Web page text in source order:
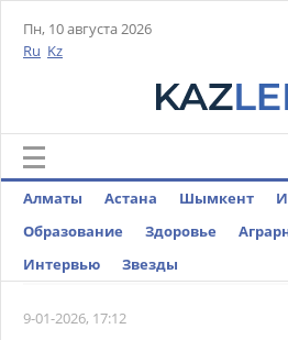
Пн, 10 августа 2026
Ru Kz
Алматы Астана Шымкент
Образование
Здоровье
Интервью
Звезды
9-01-2026, 17:12